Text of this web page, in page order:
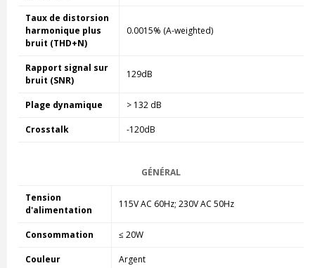
Taux de distorsion
harmonique plus
bruit (THD+N)
0.0015% (A-weighted)
Rapport signal sur
bruit (SNR)
129dB
Plage dynamique > 132 dB
Crosstalk -120dB
GÉNÉRAL
Tension
d'alimentation
115V AC 60Hz; 230V AC 50Hz
Consommation ≤ 20W
Couleur Argent